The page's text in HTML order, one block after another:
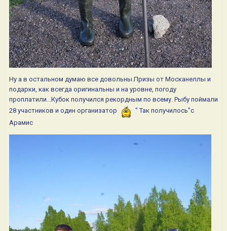
Ну а в остальном думаю все довольны.Призы от Москанеллы и
подарки, как всегда оригинальны и на уровне, погоду
проплатили...Кубок получился рекордным по всему. Рыбу поймали
28 участников и один организатор
" Так получилось"с
Арамис